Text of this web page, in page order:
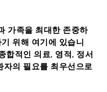
가족을 최대한 존중하
위해 여기에 있습니
합적인 의료, 영적, 정서
자의 필요를 최우선으로